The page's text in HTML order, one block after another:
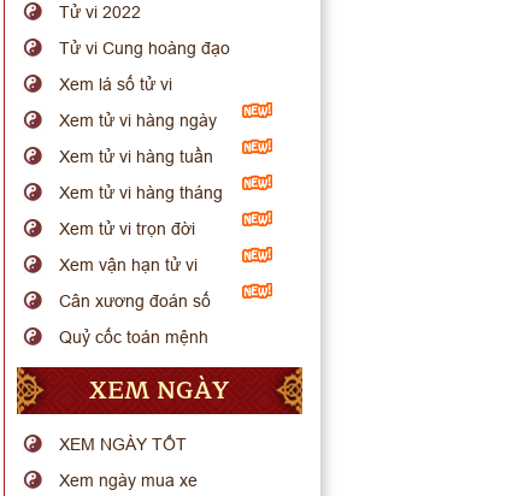
Tử vi 2022
Tử vi Cung hoàng đạo
Xem lá số tử vi
Xem tử vi hàng ngày
Xem tử vi hàng tuần
Xem tử vi hàng tháng
Xem tử vi trọn đời
Xem vận hạn tử vi
Cân xương đoán số
Quỷ cốc toán mệnh
XEM NGÀY
XEM NGÀY TỐT
Xem ngày mua xe